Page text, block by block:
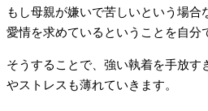
もし母親が嫌いで苦しいという場合
愛情を求めているということを自分
そうすることで、強い執着を手放す
やストレスも薄れていきます。